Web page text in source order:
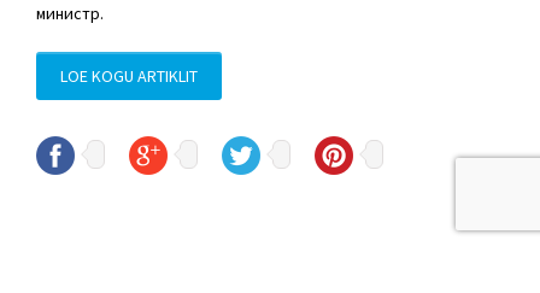
министр.
LOE KOGU ARTIKLIT